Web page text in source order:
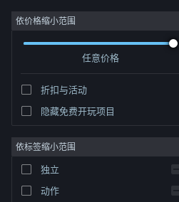
登录
关于
客服
依价格缩小范围
任意价格
折扣与活动
隐藏免费开玩项目
依标签缩小范围
独立
动作
发行商: 成都游世绘互娱科技有限公司
排序依据 相关性